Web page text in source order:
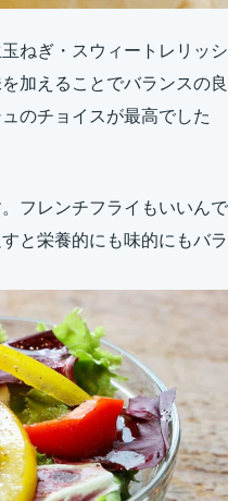
ねぎ・スウィートレリッシ
加えることでバランスの良
のチョイスが最高でした
フレンチフライもいいんで
と栄養的にも味的にもバラ